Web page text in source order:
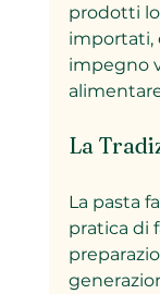
prodotti
importati,
impegno
La
La pasta
pratica di